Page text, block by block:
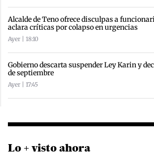
Alcalde de Teno ofrece disculpas a
aclara críticas por colapso en urgencias
Ayer | 18:10
Gobierno descarta suspender Ley Karin y
de septiembre
Ayer | 17:45
Lo + visto ahora